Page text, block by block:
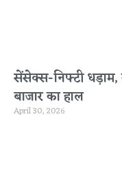
सेंसेक्स-निफ्टी
बाजार का हाल
April 30, 2026